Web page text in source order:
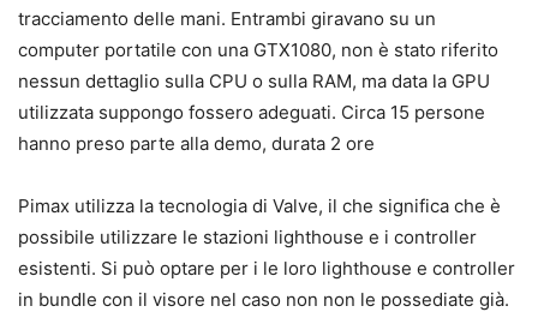
tracciamento delle mani. Entrambi giravano su un
computer portatile con una GTX1080, non è stato riferito
nessun dettaglio sulla CPU o sulla RAM, ma data la GPU
utilizzata suppongo fossero adeguati. Circa 15 persone
hanno preso parte alla demo, durata 2 ore
Pimax utilizza la tecnologia di Valve, il che significa che è
possibile utilizzare le stazioni lighthouse e i controller
esistenti. Si può optare per i le loro lighthouse e controller
in bundle con il visore nel caso non non le possediate già.